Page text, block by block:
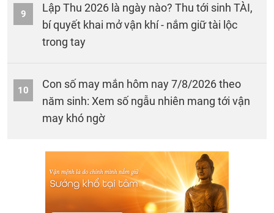
9
Lập Thu 2026 là ngày nào? Thu tới sinh TÀI,
bí quyết khai mở vận khí - nắm giữ tài lộc
trong tay
10
Con số may mắn hôm nay 7/8/2026 theo
năm sinh: Xem số ngẫu nhiên mang tới vận
may khó ngờ